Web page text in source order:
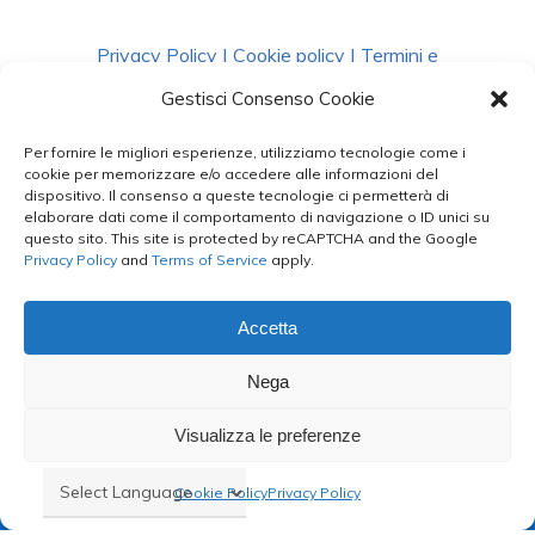
Gestisci Consenso Cookie
Per fornire le migliori esperienze, utilizziamo tecnologie come i
cookie per memorizzare e/o accedere alle informazioni del
dispositivo. Il consenso a queste tecnologie ci permetterà di
elaborare dati come il comportamento di navigazione o ID unici su
questo sito. This site is protected by reCAPTCHA and the Google
Privacy Policy and Terms of Service apply.
Accetta
Nega
Visualizza le preferenze
Cookie PolicyPrivacy Policy
Privacy Policy | Cookie policy | Termini e
Condizioni|Richiedi Dati
facebook instagram whatsappphone
email
Le Bontà del Capo ©